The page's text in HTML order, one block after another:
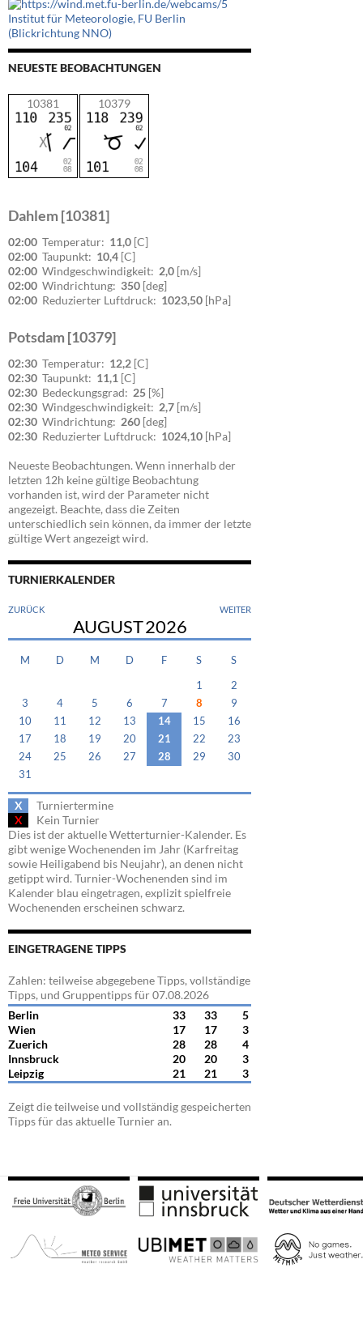
Institut für Meteorologie, FU Berlin
(Blickrichtung NNO)
NEUESTE BEOBACHTUNGEN
10381 10379
Dahlem [10381]
02:00 Temperatur: 11,0 [C]
02:00 Taupunkt: 10,4 [C]
02:00 Windgeschwindigkeit: 2,0 [m/s]
02:00 Windrichtung: 350 [deg]
02:00 Reduzierter Luftdruck: 1023,50 [hPa]
Potsdam [10379]
02:30 Temperatur: 12,2 [C]
02:30 Taupunkt: 11,1 [C]
02:30 Bedeckungsgrad: 25 [%]
02:30 Windgeschwindigkeit: 2,7 [m/s]
02:30 Windrichtung: 260 [deg]
02:30 Reduzierter Luftdruck: 1024,10 [hPa]
Neueste Beobachtungen. Wenn innerhalb der
letzten 12h keine gültige Beobachtung
vorhanden ist, wird der Parameter nicht
angezeigt. Beachte, dass die Zeiten
unterschiedlich sein können, da immer der letzte
gültige Wert angezeigt wird.
TURNIERKALENDER
ZURÜCK WEITER
AUGUST2026
M D M D F S S
1
2
3
4 5 6 7 8
9
10
11 12 13 14 15
16
17
18 19 20 21 22
23
24
25 26 27 28 29
30
31
X
Turniertermine
X
Kein Turnier
Dies ist der aktuelle Wetterturnier-Kalender. Es
gibt wenige Wochenenden im Jahr (Karfreitag
sowie Heiligabend bis Neujahr), an denen nicht
getippt wird. Turnier-Wochenenden sind im
Kalender blau eingetragen, explizit spielfreie
Wochenenden erscheinen schwarz.
EINGETRAGENE TIPPS
Zahlen: teilweise abgegebene Tipps, vollständige
Tipps, und Gruppentipps für 07.08.2026
Berlin
33 33
5
Wien
17 17
3
Zuerich
28 28
4
Innsbruck
20 20
3
Leipzig
21 21 3
Zeigt die teilweise und vollständig gespeicherten
Tipps für das aktuelle Turnier an.